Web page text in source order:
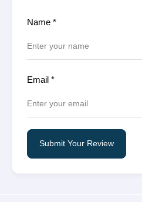
Name *
Email *
Submit Your Review